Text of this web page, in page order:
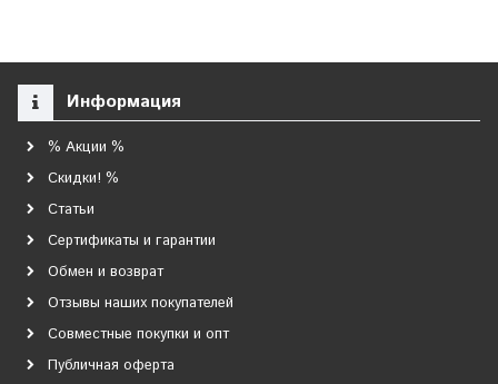
Информация
% Акции %
Скидки! %
Статьи
Сертификаты и гарантии
Обмен и возврат
Отзывы наших покупателей
Совместные покупки и опт
Публичная оферта